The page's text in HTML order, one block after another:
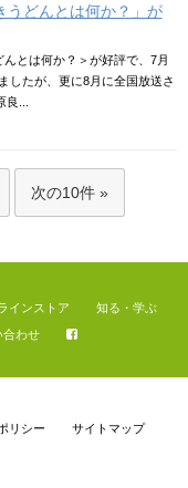
うどんとは何か？」が
とは何か？＞が好評で、7月
したが、更に8月に全国放送さ
...
次の10件 »
インストア
知る・学ぶ
合わせ
リシー サイトマップ